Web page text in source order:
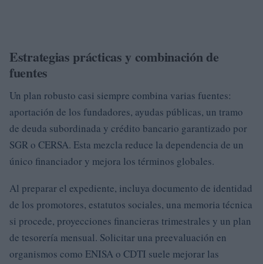
Estrategias prácticas y combinación de
fuentes
Un plan robusto casi siempre combina varias fuentes:
aportación de los fundadores, ayudas públicas, un tramo
de deuda subordinada y crédito bancario garantizado por
SGR o CERSA. Esta mezcla reduce la dependencia de un
único financiador y mejora los términos globales.
Al preparar el expediente, incluya documento de identidad
de los promotores, estatutos sociales, una memoria técnica
si procede, proyecciones financieras trimestrales y un plan
de tesorería mensual. Solicitar una preevaluación en
organismos como ENISA o CDTI suele mejorar las